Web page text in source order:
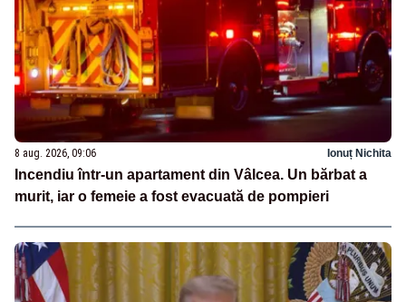
8 aug. 2026, 09:06 Ionuț Nichita
Incendiu într-un apartament din Vâlcea. Un bărbat a
murit, iar o femeie a fost evacuată de pompieri